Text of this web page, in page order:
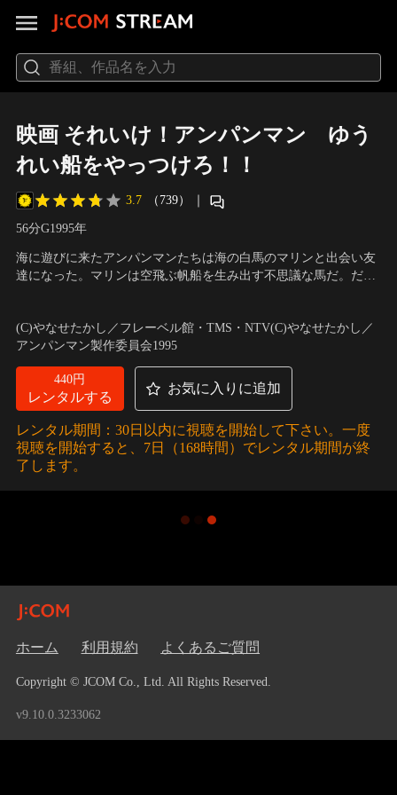
映画 それいけ！アンパンマン ゆう
れい船をやっつけろ！！
3.7 （739） ｜
56分G1995年
海に遊びに来たアンパンマンたちは海の白馬のマリンと出会い友
達になった。マリンは空飛ぶ帆船を生み出す不思議な馬だ。だが
(C)やなせたかし／フレーベル館・TMS・NTV(C)やなせたかし／
アンパンマン製作委員会1995
440円
レンタルする
お気に入りに追加
レンタル期間：30日以内に視聴を開始して下さい。一度
視聴を開始すると、7日（168時間）でレンタル期間が終
了します。
ホーム 利用規約 よくあるご質問
Copyright © JCOM Co., Ltd. All Rights Reserved.
v9.10.0.3233062